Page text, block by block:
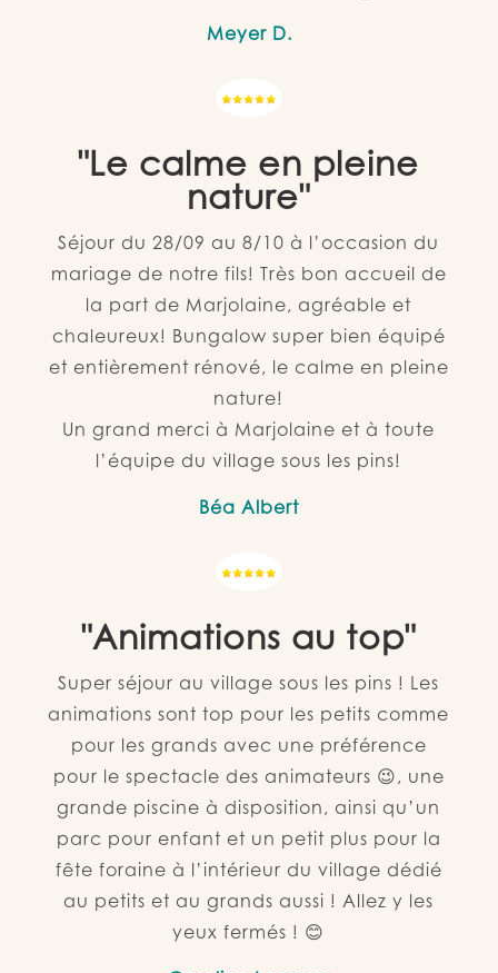
Meyer D.
"Le calme en pleine
nature"
Séjour du 28/09 au 8/10 à l’occasion du
mariage de notre fils! Très bon accueil de
la part de Marjolaine, agréable et
chaleureux!
Bungalow super bien équipé
et entièrement rénové, le calme en pleine
nature!
Un grand merci à Marjolaine et à toute
l’équipe du village sous les pins!
Béa Albert
"Animations au top"
Super séjour au village sous les pins ! Les
animations sont top pour les petits comme
pour les grands avec une préférence
pour le spectacle des animateurs 😉, une
grande piscine à disposition, ainsi qu’un
parc pour enfant et un petit plus pour la
fête foraine à l’intérieur du village dédié
au petits et au grands aussi ! Allez y les
yeux fermés ! 😊